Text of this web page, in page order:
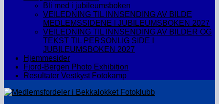
Bli med i jubileumsboken
VEILEDNING TIL INNSENDING AV BILDE
MEDLEMSSIDENE I JUBILEUMSBOKEN 2027
VEILEDNING TIL INNSENDING AV BILDER OG
TEKST TIL PERSONLIG SIDE I
JUBILEUMSBOKEN 2027
Hjemmesider
Fjord-Bergen Photo Exhibition
Resultater Vestkyst Fotokamp